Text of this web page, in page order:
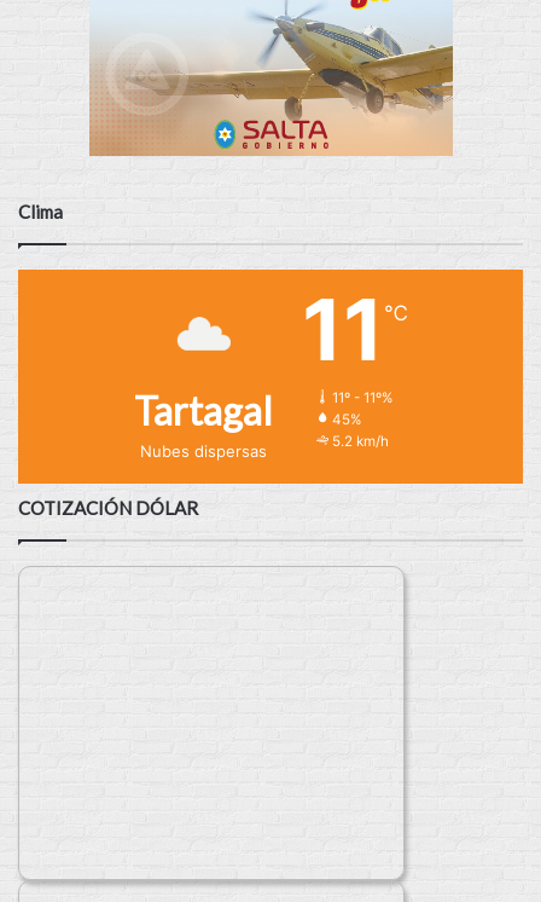
Clima
Tartagal
Nubes dispersas
11 ℃
11º - 11º%
45%
5.2 km/h
COTIZACIÓN DÓLAR